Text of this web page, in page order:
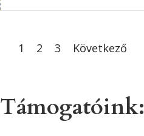
1 2 3 Következő
Támogatóink: